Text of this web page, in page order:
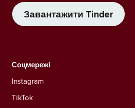
Завантажити Tinder
Соцмережі
Instagram
TikTok